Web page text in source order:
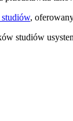
,
studiów